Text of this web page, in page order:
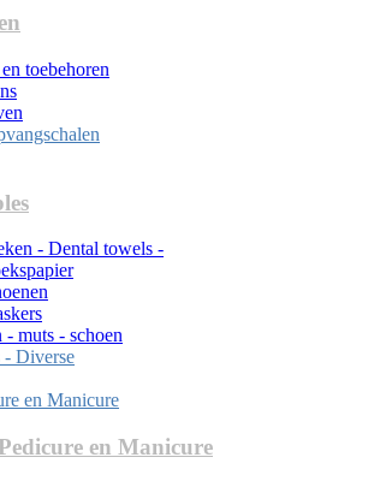
toebehoren
- Dental towels -
- muts - schoen
- Diverse
en Manicure
en Manicure